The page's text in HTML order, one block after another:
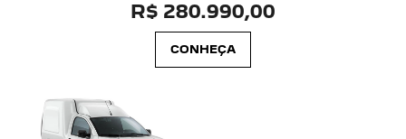
R$ 280.990,00
CONHEÇA